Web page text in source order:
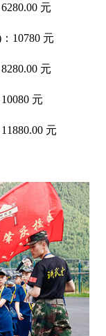
元
10780 元
元
元
元